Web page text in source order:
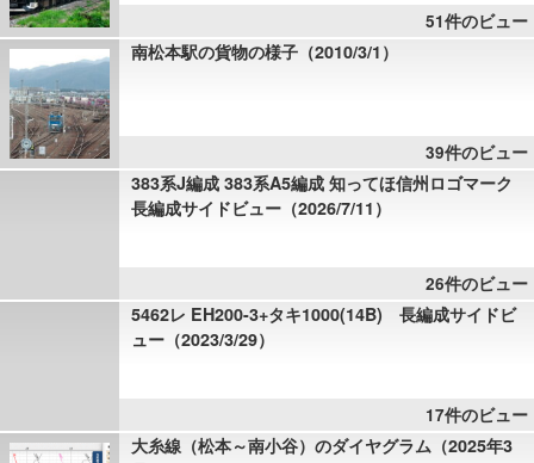
51件のビュー
南松本駅の貨物の様子（2010/3/1）
39件のビュー
383系J編成 383系A5編成 知ってほ信州ロゴマーク
長編成サイドビュー（2026/7/11）
26件のビュー
5462レ EH200-3+タキ1000(14B) 長編成サイドビ
ュー（2023/3/29）
17件のビュー
大糸線（松本～南小谷）のダイヤグラム（2025年3